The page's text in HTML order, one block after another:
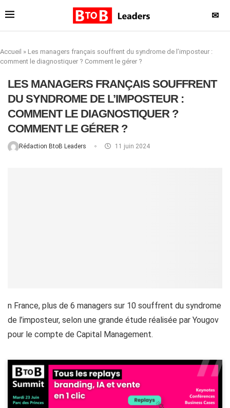
✉
Accueil » Les managers français souffrent du syndrome de l’imposteur :
comment le diagnostiquer ? Comment le gérer ?
LES MANAGERS FRANÇAIS SOUFFRENT
DU SYNDROME DE L’IMPOSTEUR :
COMMENT LE DIAGNOSTIQUER ?
COMMENT LE GÉRER ?
Rédaction BtoB Leaders 11 juin 2024
n France, plus de 6 managers sur 10 souffrent du syndrome
de l’imposteur, selon une grande étude réalisée par Yougov
pour le compte de Capital Management.